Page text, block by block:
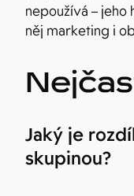
nepoužívá – jeho
něj marketing i
Jaký je
skupinou?